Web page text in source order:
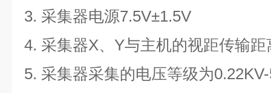
3. 采集器电源7.5V±1.5V
4. 采集器X、Y与主机的视距传输距
5. 采集器采集的电压等级为